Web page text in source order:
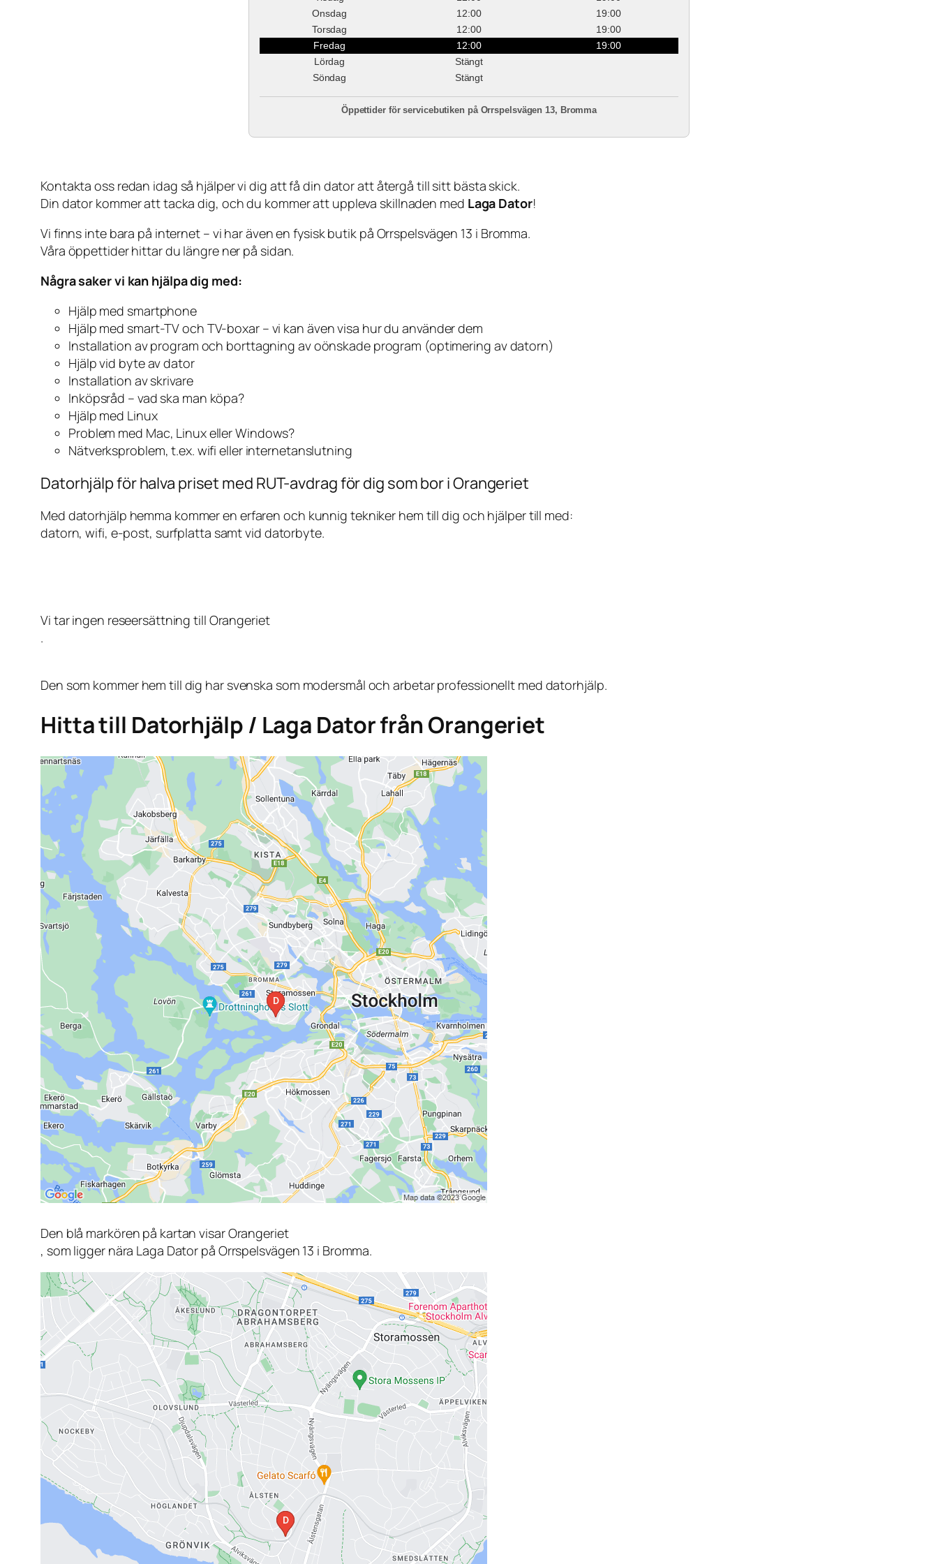
Onsdag
12:00
19:00
Torsdag
12:00
19:00
Fredag
12:00
19:00
Lördag
Stängt
Söndag
Stängt
Öppettider för servicebutiken på Orrspelsvägen 13, Bromma
Kontakta oss redan idag så hjälper vi dig att få din dator att återgå till sitt bästa skick.
Din dator kommer att tacka dig, och du kommer att uppleva skillnaden med Laga Dator!
Vi finns inte bara på internet – vi har även en fysisk butik på Orrspelsvägen 13 i Bromma.
Våra öppettider hittar du längre ner på sidan.
Några saker vi kan hjälpa dig med:
Hjälp med smartphone
Hjälp med smart-TV och TV-boxar – vi kan även visa hur du använder dem
Installation av program och borttagning av oönskade program (optimering av datorn)
Hjälp vid byte av dator
Installation av skrivare
Inköpsråd – vad ska man köpa?
Hjälp med Linux
Problem med Mac, Linux eller Windows?
Nätverksproblem, t.ex. wifi eller internetanslutning
Datorhjälp för halva priset med RUT-avdrag för dig som bor i Orangeriet
Med datorhjälp hemma kommer en erfaren och kunnig tekniker hem till dig och hjälper till med:
datorn, wifi, e-post, surfplatta samt vid datorbyte.
Vi tar ingen reseersättning till Orangeriet
.
Den som kommer hem till dig har svenska som modersmål och arbetar professionellt med datorhjälp.
Hitta till Datorhjälp / Laga Dator från Orangeriet
Den blå markören på kartan visar Orangeriet
, som ligger nära Laga Dator på Orrspelsvägen 13 i Bromma.